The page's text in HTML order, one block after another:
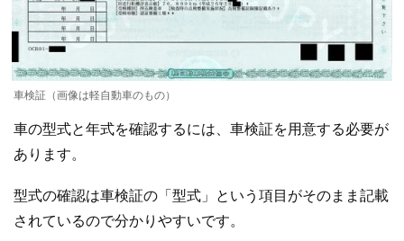
車検証（画像は軽自動車のもの）
車の型式と年式を確認するには、車検証を用意する必要が
あります。
型式の確認は車検証の「型式」という項目がそのまま記載
されているので分かりやすいです。